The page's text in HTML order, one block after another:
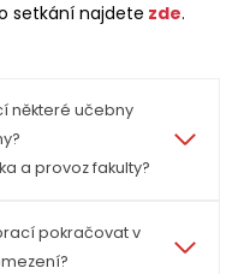
setkání najdete zde.
některé učebny
a provoz fakulty?
pokračovat v